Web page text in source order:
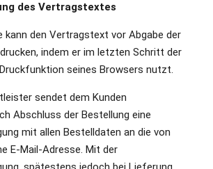
des Vertragstextes
kann den Vertragstext vor Abgabe der
indem er im letzten Schritt der
seines Browsers nutzt.
sendet dem Kunden
Abschluss der Bestellung eine
mit allen Bestelldaten an die von
E-Mail-Adresse. Mit der